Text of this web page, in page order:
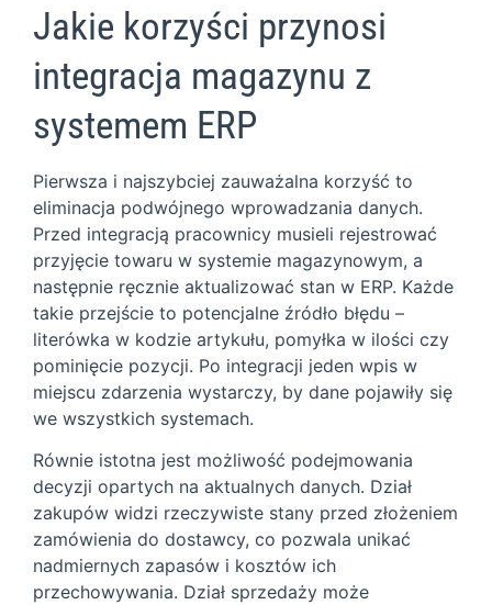
Jakie korzyści przynosi
integracja magazynu z
systemem ERP
Pierwsza i najszybciej zauważalna korzyść to
eliminacja podwójnego wprowadzania danych.
Przed integracją pracownicy musieli rejestrować
przyjęcie towaru w systemie magazynowym, a
następnie ręcznie aktualizować stan w ERP. Każde
takie przejście to potencjalne źródło błędu –
literówka w kodzie artykułu, pomyłka w ilości czy
pominięcie pozycji. Po integracji jeden wpis w
miejscu zdarzenia wystarczy, by dane pojawiły się
we wszystkich systemach.
Równie istotna jest możliwość podejmowania
decyzji opartych na aktualnych danych. Dział
zakupów widzi rzeczywiste stany przed złożeniem
zamówienia do dostawcy, co pozwala unikać
nadmiernych zapasów i kosztów ich
przechowywania. Dział sprzedaży może